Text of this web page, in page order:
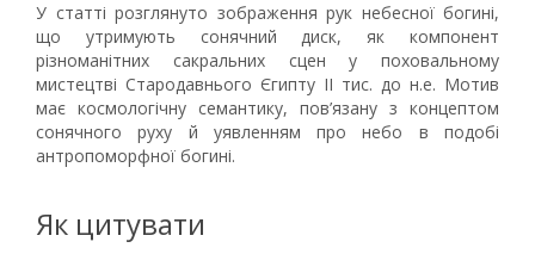
У статті розглянуто зображення рук небесної богині,
що утримують сонячний диск, як компонент
різноманітних сакральних сцен у поховальному
мистецтві Стародавнього Єгипту ІІ тис. до н.е. Мотив
має космологічну семантику, пов’язану з концептом
сонячного руху й уявленням про небо в подобі
антропоморфної богині.
Як цитувати